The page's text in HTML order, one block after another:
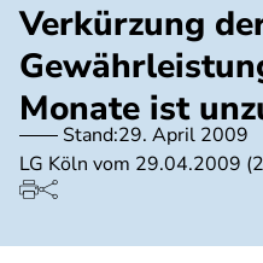
Verkürzung
Monate ist
Stand:29. April 2009
LG Köln vom 29.04.2009